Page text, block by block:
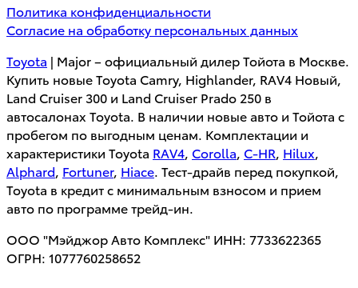
Политика конфиденциальности
Согласие на обработку персональных данных
Toyota | Major – официальный дилер Тойота в Москве.
Купить новые Toyota Camry, Highlander, RAV4 Новый,
Land Cruiser 300 и Land Cruiser Prado 250 в
автосалонах Toyota. В наличии новые авто и Тойота с
пробегом по выгодным ценам. Комплектации и
характеристики Toyota RAV4, Corolla, C-HR, Hilux,
Alphard, Fortuner, Hiace. Тест-драйв перед покупкой,
Toyota в кредит с минимальным взносом и прием
авто по программе трейд-ин.
ООО "Мэйджор Авто Комплекс" ИНН: 7733622365
ОГРН: 1077760258652